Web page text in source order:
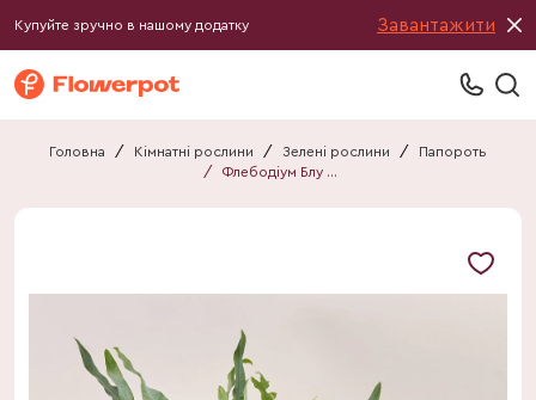
Купуйте зручно в нашому додатку Завантажити
Головна / Кімнатні рослини / Зелені рослини /
Папороть
/
Флебодіум Блу Стар